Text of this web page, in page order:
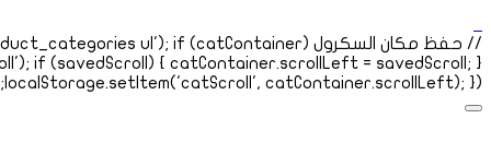
localStorage.setItem('catScroll', catContainer.scrollLeft); }); }